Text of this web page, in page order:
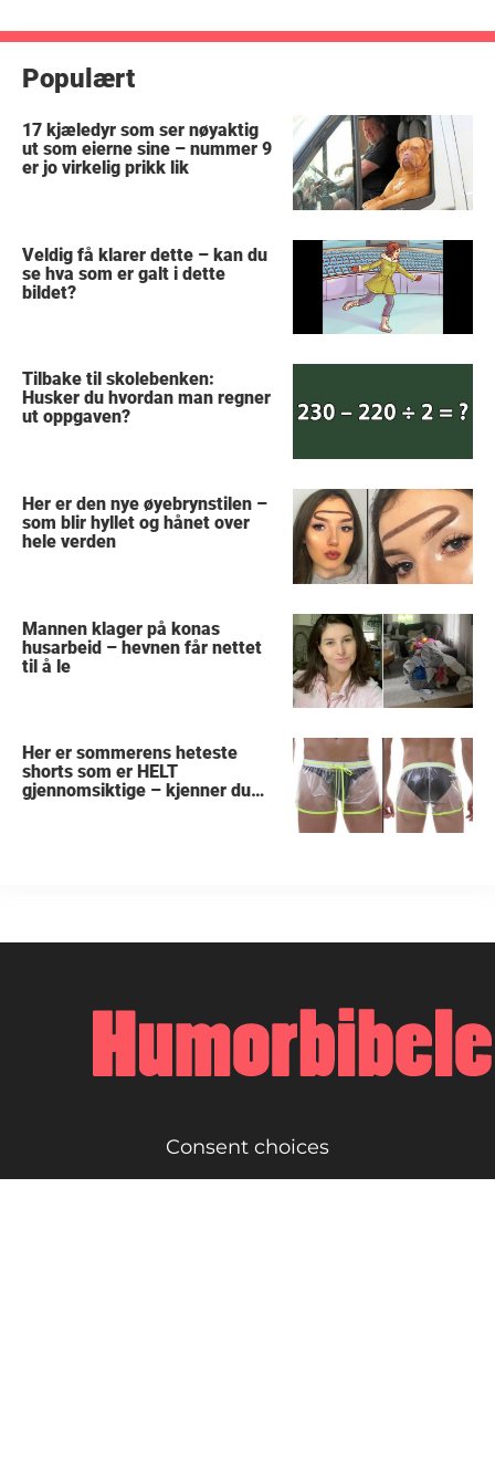
Populært
17 kjæledyr som ser nøyaktig
ut som eierne sine – nummer 9
er jo virkelig prikk lik
Veldig få klarer dette – kan du
se hva som er galt i dette
bildet?
Tilbake til skolebenken:
Husker du hvordan man regner
ut oppgaven?
Her er den nye øyebrynstilen –
som blir hyllet og hånet over
hele verden
Mannen klager på konas
husarbeid – hevnen får nettet
til å le
Her er sommerens heteste
shorts som er HELT
gjennomsiktige – kjenner du
Consent choices